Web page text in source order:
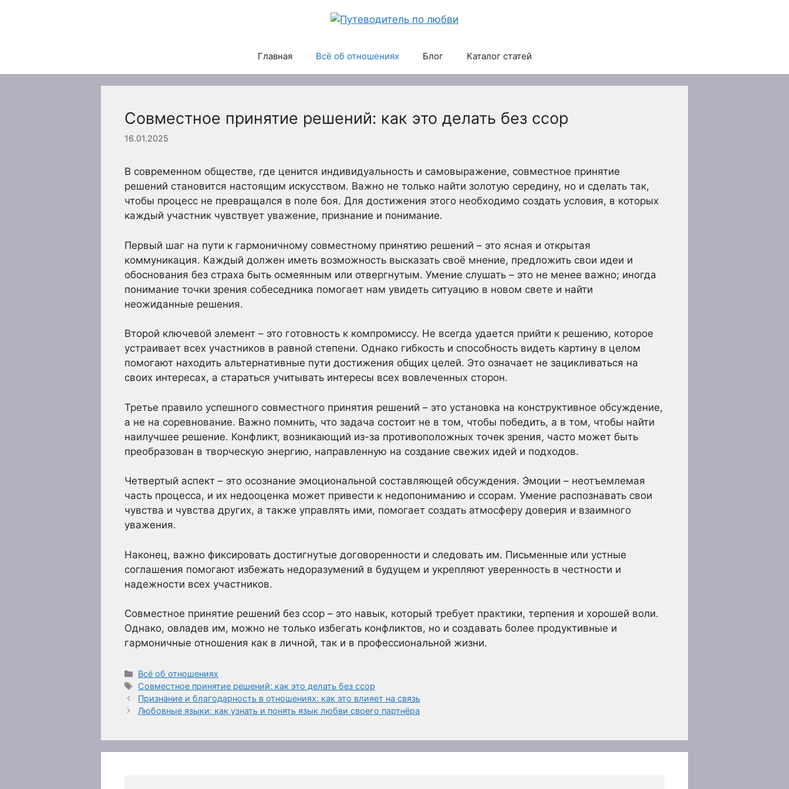
Главная Всё об отношениях Блог Каталог статей
Совместное принятие решений: как это делать без ссор
16.01.2025
В современном обществе, где ценится индивидуальность и самовыражение, совместное принятие
решений становится настоящим искусством. Важно не только найти золотую середину, но и сделать так,
чтобы процесс не превращался в поле боя. Для достижения этого необходимо создать условия, в которых
каждый участник чувствует уважение, признание и понимание.
Первый шаг на пути к гармоничному совместному принятию решений – это ясная и открытая
коммуникация. Каждый должен иметь возможность высказать своё мнение, предложить свои идеи и
обоснования без страха быть осмеянным или отвергнутым. Умение слушать – это не менее важно; иногда
понимание точки зрения собеседника помогает нам увидеть ситуацию в новом свете и найти
неожиданные решения.
Второй ключевой элемент – это готовность к компромиссу. Не всегда удается прийти к решению, которое
устраивает всех участников в равной степени. Однако гибкость и способность видеть картину в целом
помогают находить альтернативные пути достижения общих целей. Это означает не зацикливаться на
своих интересах, а стараться учитывать интересы всех вовлеченных сторон.
Третье правило успешного совместного принятия решений – это установка на конструктивное обсуждение,
а не на соревнование. Важно помнить, что задача состоит не в том, чтобы победить, а в том, чтобы найти
наилучшее решение. Конфликт, возникающий из-за противоположных точек зрения, часто может быть
преобразован в творческую энергию, направленную на создание свежих идей и подходов.
Четвертый аспект – это осознание эмоциональной составляющей обсуждения. Эмоции – неотъемлемая
часть процесса, и их недооценка может привести к недопониманию и ссорам. Умение распознавать свои
чувства и чувства других, а также управлять ими, помогает создать атмосферу доверия и взаимного
уважения.
Наконец, важно фиксировать достигнутые договоренности и следовать им. Письменные или устные
соглашения помогают избежать недоразумений в будущем и укрепляют уверенность в честности и
надежности всех участников.
Совместное принятие решений без ссор – это навык, который требует практики, терпения и хорошей воли.
Однако, овладев им, можно не только избегать конфликтов, но и создавать более продуктивные и
гармоничные отношения как в личной, так и в профессиональной жизни.
Рубрики
Всё об отношениях
Метки
Совместное принятие решений: как это делать без ссор
Признание и благодарность в отношениях: как это влияет на связь
Любовные языки: как узнать и понять язык любви своего партнёра